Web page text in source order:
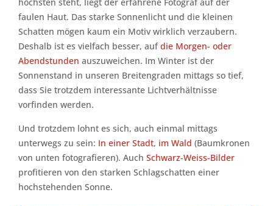
höchsten steht, liegt der erfahrene Fotograf auf der
faulen Haut. Das starke Sonnenlicht und die kleinen
Schatten mögen kaum ein Motiv wirklich verzaubern.
Deshalb ist es vielfach besser, aufdie Morgen- oder
Abendstunden auszuweichen. Im Winter ist der
Sonnenstand in unseren Breitengraden mittags so tief,
dass Sie trotzdem interessante Lichtverhältnisse
vorfinden werden.
Und trotzdem lohnt es sich, auch einmal mittags
unterwegs zu sein: In einer Stadt, im Wald (Baumkronen
von unten fotografieren). Auch Schwarz-Weiss-Bilder
profitieren von den starken Schlagschatten einer
hochstehenden Sonne.